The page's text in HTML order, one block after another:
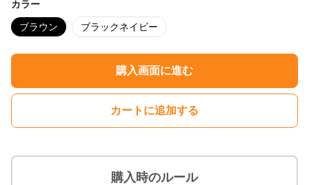
カラー
ブラウン ブラックネイビー
購入画面に進む
カートに追加する
購入時のルール